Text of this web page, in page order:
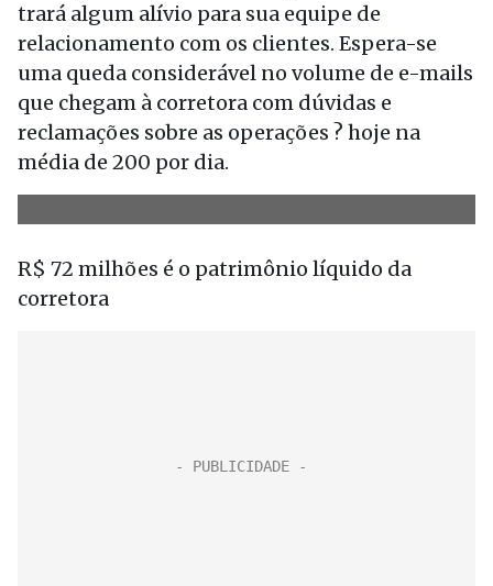
trará algum alívio para sua equipe de
relacionamento com os clientes. Espera-se
uma queda considerável no volume de e-mails
que chegam à corretora com dúvidas e
reclamações sobre as operações ? hoje na
média de 200 por dia.
R$ 72 milhões é o patrimônio líquido da
corretora